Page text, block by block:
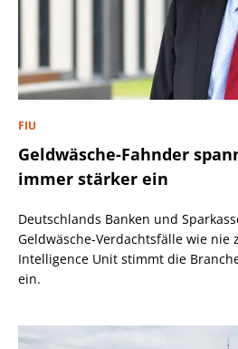
FIU
Geldwäsche-Fahnder
immer stärker ein
Deutschlands Banken und
Geldwäsche-Verdachtsfälle wie nie
Intelligence Unit stimmt die
ein.